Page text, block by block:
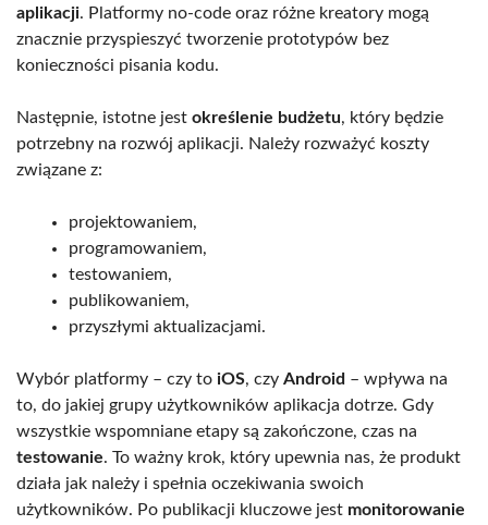
aplikacji. Platformy no-code oraz różne kreatory mogą
znacznie przyspieszyć tworzenie prototypów bez
konieczności pisania kodu.
Następnie, istotne jest określenie budżetu, który będzie
potrzebny na rozwój aplikacji. Należy rozważyć koszty
związane z:
projektowaniem,
programowaniem,
testowaniem,
publikowaniem,
przyszłymi aktualizacjami.
Wybór platformy – czy to iOS, czy Android – wpływa na
to, do jakiej grupy użytkowników aplikacja dotrze. Gdy
wszystkie wspomniane etapy są zakończone, czas na
testowanie. To ważny krok, który upewnia nas, że produkt
działa jak należy i spełnia oczekiwania swoich
użytkowników. Po publikacji kluczowe jest monitorowanie